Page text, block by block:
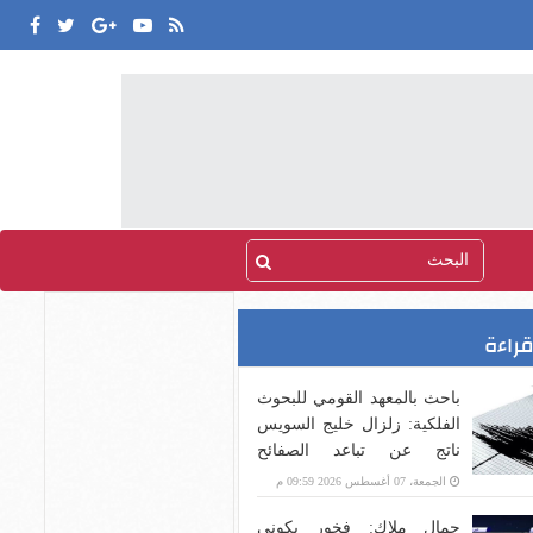
باحث بالمعهد القومي للبحوث
الفلكية: زلزال خليج السويس
ناتج عن تباعد الصفائح
التكتونية
الجمعة، 07 أغسطس 2026 09:59 م
جمال ملاك: فخور بكوني